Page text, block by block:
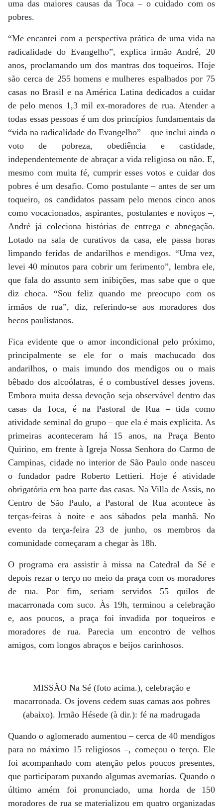
uma das maiores causas da Toca – o cuidado com os
pobres.
“Me encantei com a perspectiva prática de uma vida na
radicalidade do Evangelho”, explica irmão André, 20
anos, proclamando um dos mantras dos toqueiros. Hoje
são cerca de 255 homens e mulheres espalhados por 75
casas no Brasil e na América Latina dedicados a cuidar
de pelo menos 1,3 mil ex-moradores de rua. Atender a
todas essas pessoas é um dos princípios fundamentais da
“vida na radicalidade do Evangelho” – que inclui ainda o
voto de pobreza, obediência e castidade,
independentemente de abraçar a vida religiosa ou não. E,
mesmo com muita fé, cumprir esses votos e cuidar dos
pobres é um desafio. Como postulante – antes de ser um
toqueiro, os candidatos passam pelo menos cinco anos
como vocacionados, aspirantes, postulantes e noviços –,
André já coleciona histórias de entrega e abnegação.
Lotado na sala de curativos da casa, ele passa horas
limpando feridas de andarilhos e mendigos. “Uma vez,
levei 40 minutos para cobrir um ferimento”, lembra ele,
que fala do assunto sem inibições, mas sabe que o que
diz choca. “Sou feliz quando me preocupo com os
irmãos de rua”, diz, referindo-se aos moradores dos
becos paulistanos.
Fica evidente que o amor incondicional pelo próximo,
principalmente se ele for o mais machucado dos
andarilhos, o mais imundo dos mendigos ou o mais
bêbado dos alcoólatras, é o combustível desses jovens.
Embora muita dessa devoção seja observável dentro das
casas da Toca, é na Pastoral de Rua – tida como
atividade seminal do grupo – que ela é mais explícita. As
primeiras aconteceram há 15 anos, na Praça Bento
Quirino, em frente à Igreja Nossa Senhora do Carmo de
Campinas, cidade no interior de São Paulo onde nasceu
o fundador padre Roberto Lettieri. Hoje é atividade
obrigatória em boa parte das casas. Na Villa de Assis, no
Centro de São Paulo, a Pastoral de Rua acontece às
terças-feiras à noite e aos sábados pela manhã. No
evento da terça-feira 23 de junho, os membros da
comunidade começaram a chegar às 18h.
O programa era assistir à missa na Catedral da Sé e
depois rezar o terço no meio da praça com os moradores
de rua. Por fim, seriam servidos 55 quilos de
macarronada com suco. Às 19h, terminou a celebração
e, aos poucos, a praça foi invadida por toqueiros e
moradores de rua. Parecia um encontro de velhos
amigos, com longos abraços e beijos carinhosos.
MISSÃO Na Sé (foto acima.), celebração e
macarronada. Os jovens cedem suas camas aos pobres
(abaixo). Irmão Hésede (à dir.): fé na madrugada
Quando o aglomerado aumentou – cerca de 40 mendigos
para no máximo 15 religiosos –, começou o terço. Ele
foi acompanhado com atenção pelos poucos presentes,
que participaram puxando algumas avemarias. Quando o
último amém foi pronunciado, uma horda de 150
moradores de rua se materializou em quatro organizadas